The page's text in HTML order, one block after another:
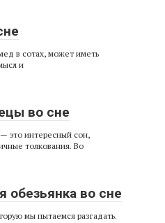
в сотах, может иметь
и
во сне
это интересный сон,
толкования. Во
обезьянка во сне
мы пытаемся разгадать.